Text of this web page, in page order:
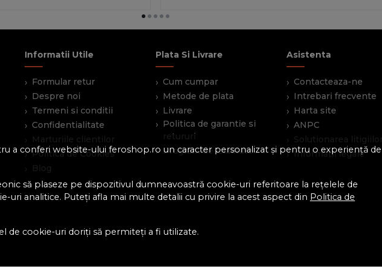
a conferi website-ului feroshop.ro un caracter personalizat și pentru o experiență de
să plaseze pe dispozitivul dumneavoastră cookie-uri referitoare la rețelele de
uri analitice. Puteți afla mai multe detalii cu privire la acest aspect din Politica de
de cookie-uri doriți să permiteți a fi utilizate.
Informatii Utile
Formular retur
Despre noi
Termeni si conditii
Confidentialitate
Marturiile clientilor
Politica de Cookies
Blog
Plata Si Livrare
Cum cumpar
Metode de plata
Livrare
Politica de garantie si
retururi
Program de loialitate
Asistenta
Contacteaza-ne
Intrebari frecvente
Harta site
ANPC
Solutionarea litigiilor
Informatii legale